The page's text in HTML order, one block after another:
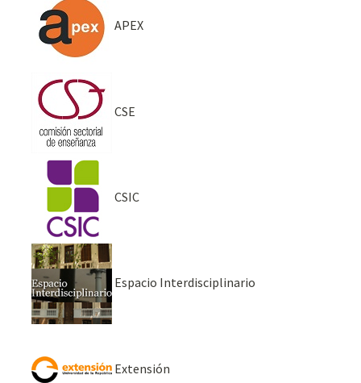
APEX
CSE
CSIC
Espacio Interdisciplinario
Extensión